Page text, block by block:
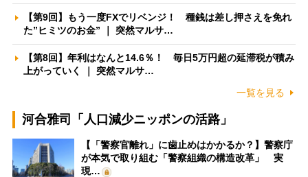
【第9回】もう一度FXでリベンジ！ 種銭は差し押さえを免れ
た”ヒミツのお金” ｜ 突然マルサ…
【第8回】年利はなんと14.6％！ 毎日5万円超の延滞税が積み
上がっていく ｜ 突然マルサ…
一覧を見る
河合雅司「人口減少ニッポンの活路」
【「警察官離れ」に歯止めはかかるか？】警察庁
が本気で取り組む「警察組織の構造改革」 実
現…